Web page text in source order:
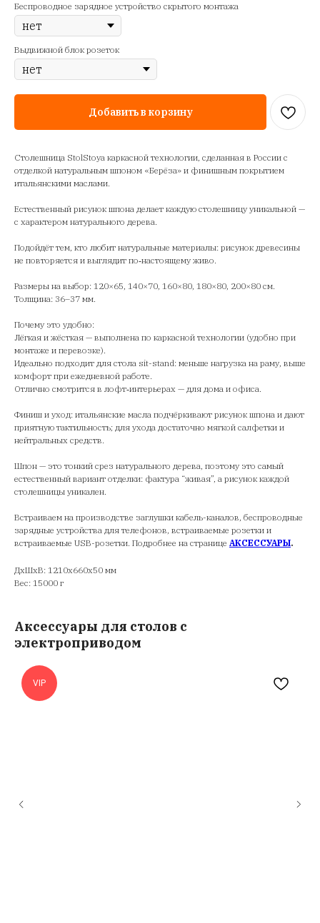
Беспроводное зарядное устройство скрытого монтажа
Выдвижной блок розеток
Добавить в корзину
Столешница StolStoya каркасной технологии, сделанная в России с
отделкой натуральным шпоном «Берёза» и финишным покрытием
итальянскими маслами.
Естественный рисунок шпона делает каждую столешницу уникальной —
с характером натурального дерева.
Подойдёт тем, кто любит натуральные материалы: рисунок древесины
не повторяется и выглядит по‑настоящему живо.
Размеры на выбор: 120×65, 140×70, 160×80, 180×80, 200×80 см.
Толщина: 36–37 мм.
Почему это удобно:
Лёгкая и жёсткая — выполнена по каркасной технологии (удобно при
монтаже и перевозке).
Идеально подходит для стола sit-stand: меньше нагрузка на раму, выше
комфорт при ежедневной работе.
Отлично смотрится в лофт‑интерьерах — для дома и офиса.
Финиш и уход: итальянские масла подчёркивают рисунок шпона и дают
приятную тактильность; для ухода достаточно мягкой салфетки и
нейтральных средств.
Шпон — это тонкий срез натурального дерева, поэтому это самый
естественный вариант отделки: фактура “живая”, а рисунок каждой
столешницы уникален.
Встраиваем на производстве заглушки кабель-каналов, беспроводные
зарядные устройства для телефонов, встраиваемые розетки и
встраиваемые USB-розетки. Подробнее на странице АКСЕССУАРЫ.
ДxШxВ: 1210x660x50 мм
Вес: 15000 г
Аксессуары для столов с
электроприводом
VIP